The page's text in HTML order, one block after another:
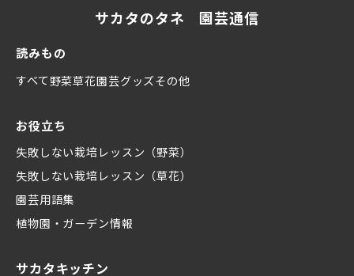
サカタのタネ 園芸通信
読みもの
すべて野菜草花園芸グッズその他
お役立ち
失敗しない栽培レッスン（野菜）
失敗しない栽培レッスン（草花）
園芸用語集
植物園・ガーデン情報
サカタキッチン